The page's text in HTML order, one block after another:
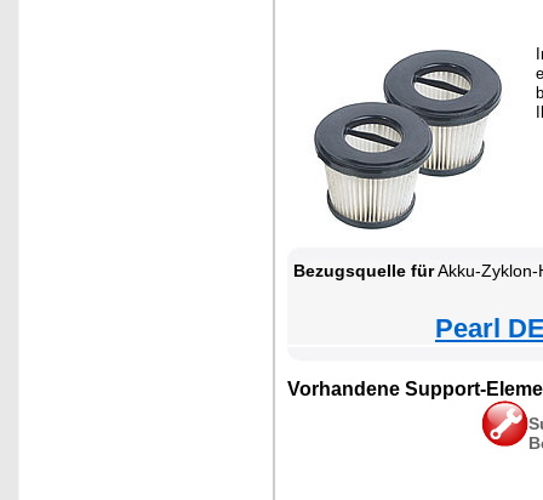
Bezugsquelle fürAkku-Zyklon-Hand- &
Pearl
Vorhandene Support-